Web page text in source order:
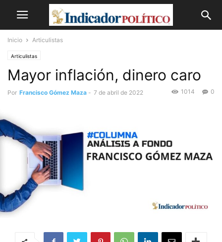
Inicio Articulistas
Articulistas
Mayor inflación, dinero caro
Por Francisco Gómez Maza - 7 de abril de 2022 0
1014